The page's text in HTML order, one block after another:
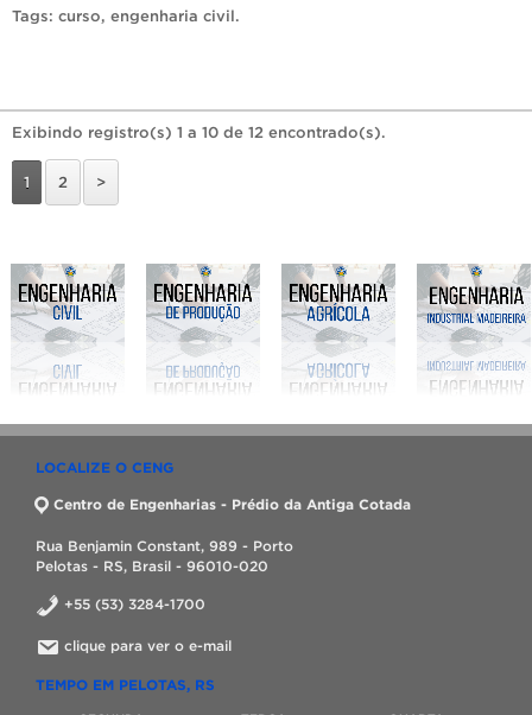
Tags: curso, engenharia civil.
Exibindo registro(s) 1 a 10 de 12 encontrado(s).
1 2 >
LOCALIZE O CENG
Centro de Engenharias - Prédio da Antiga Cotada
Rua Benjamin Constant, 989 - Porto
Pelotas - RS, Brasil - 96010-020
+55 (53) 3284-1700
clique para ver o e-mail
TEMPO EM PELOTAS, RS